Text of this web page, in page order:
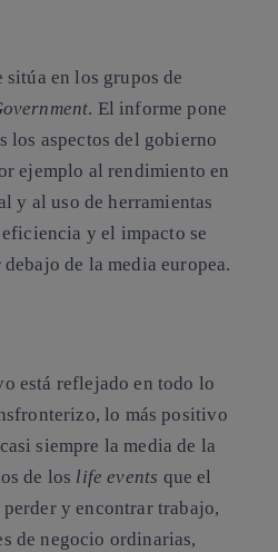
sitúa en los grupos de
. El informe pone
los aspectos del gobierno
ejemplo al rendimiento en
y al uso de herramientas
y el impacto se
de la media europea.
está reflejado en todo lo
lo más positivo
siempre la media de la
de los life events que el
y encontrar trabajo,
de negocio ordinarias,